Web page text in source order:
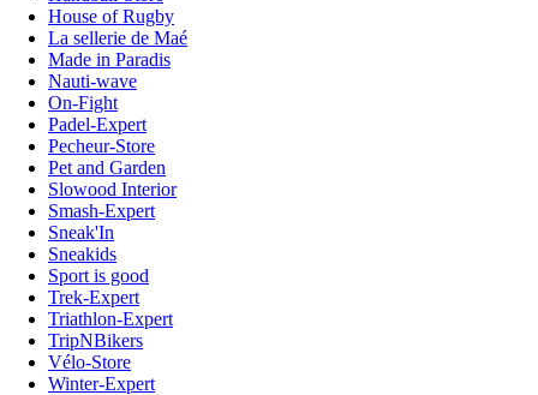
House of Rugby
La sellerie de Maé
Made in Paradis
Nauti-wave
On-Fight
Padel-Expert
Pecheur-Store
Pet and Garden
Slowood Interior
Smash-Expert
Sneak'In
Sneakids
Sport is good
Trek-Expert
Triathlon-Expert
TripNBikers
Vélo-Store
Winter-Expert